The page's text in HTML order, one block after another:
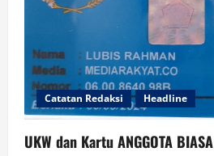
Catatan Redaksi Headline
UKW dan Kartu ANGGOTA BIASA